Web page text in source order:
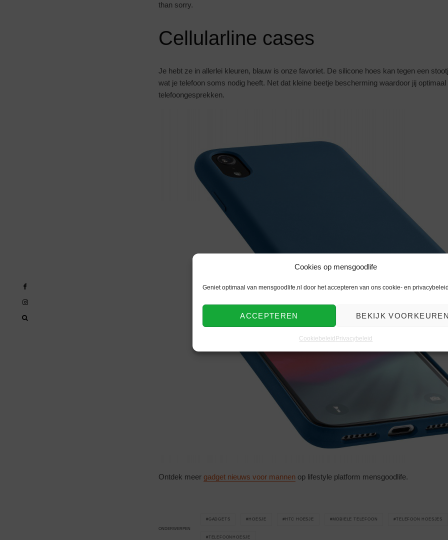
Cookies op mensgoodlife
Geniet optimaal van mensgoodlife.nl door het accepteren van ons cookie- en
ACCEPTEREN BEKIJK
Cookiebeleid Privacybeleid
than sorry.
Cellularline cases
Je hebt ze in allerlei kleuren, blauw is onze favoriet. De silicone hoes kan tegen een
wat je telefoon soms nodig heeft. Net dat kleine beetje bescherming waardoor jij
telefoongesprekken.
Ontdek meer gadget nieuws voor mannen op lifestyle platform mensgoodlife.
ONDERWERPEN
GADGETS HOESJE HTC HOESJE MOBIELE TELEFOON TELEFOON HOESJES
TELEFOONHOESJE